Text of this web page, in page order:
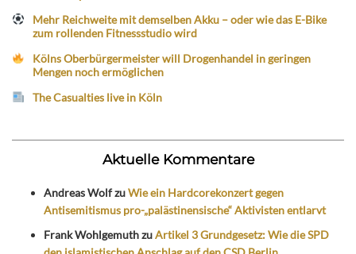
Mehr Reichweite mit demselben Akku – oder wie das E-Bike
zum rollenden Fitnessstudio wird
Kölns Oberbürgermeister will Drogenhandel in geringen
Mengen noch ermöglichen
The Casualties live in Köln
Aktuelle Kommentare
Andreas WolfzuWie ein Hardcorekonzert gegen
Antisemitismus pro-„palästinensische“ Aktivisten entlarvt
Frank WohlgemuthzuArtikel 3 Grundgesetz: Wie die SPD